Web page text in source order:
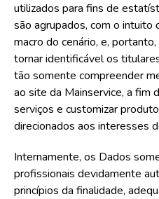
utilizados para fins de
são agrupados, com o intuito
macro do cenário, e,
tornar identificável os
tão somente compreender
ao site da Mainservice, a fim
serviços e customizar
direcionados aos interesses
Internamente, os Dados
profissionais devidamente
princípios da finalidade,